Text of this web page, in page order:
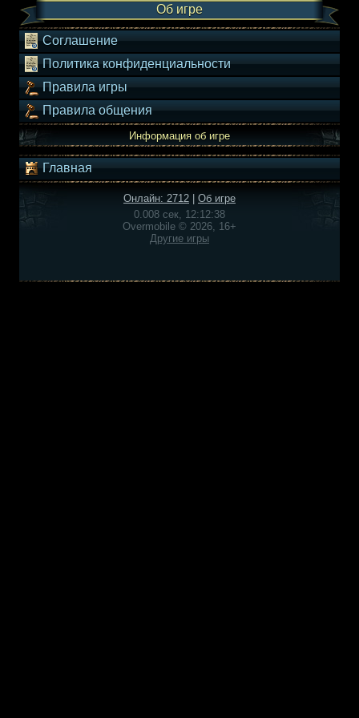
Об игре
Соглашение
Политика конфиденциальности
Правила игры
Правила общения
Информация об игре
Главная
Онлайн: 2712
Об игре
0.008 сек, 12:12:38
Overmobile © 2026, 16+
Другие игры